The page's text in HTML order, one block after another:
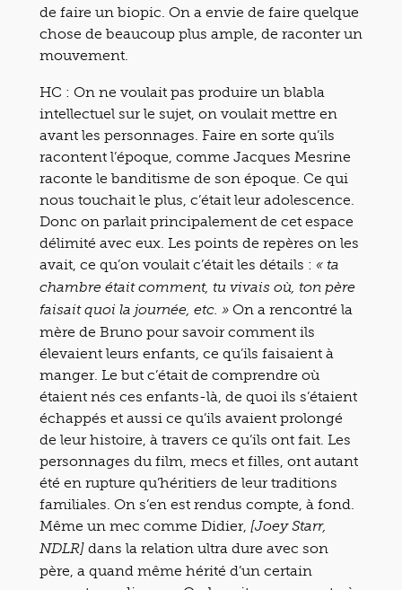
de faire un biopic. On a envie de faire quelque
chose de beaucoup plus ample, de raconter un
mouvement.
HC : On ne voulait pas produire un blabla
intellectuel sur le sujet, on voulait mettre en
avant les personnages. Faire en sorte qu’ils
racontent l’époque, comme Jacques Mesrine
raconte le banditisme de son époque. Ce qui
nous touchait le plus, c’était leur adolescence.
Donc on parlait principalement de cet espace
délimité avec eux. Les points de repères on les
avait, ce qu’on voulait c’était les détails : « ta
chambre était comment, tu vivais où, ton père
faisait quoi la journée, etc. » On a rencontré la
mère de Bruno pour savoir comment ils
élevaient leurs enfants, ce qu’ils faisaient à
manger. Le but c’était de comprendre où
étaient nés ces enfants-là, de quoi ils s’étaient
échappés et aussi ce qu’ils avaient prolongé
de leur histoire, à travers ce qu’ils ont fait. Les
personnages du film, mecs et filles, ont autant
été en rupture qu’héritiers de leur traditions
familiales. On s’en est rendus compte, à fond.
Même un mec comme Didier, [Joey Starr,
NDLR] dans la relation ultra dure avec son
père, a quand même hérité d’un certain